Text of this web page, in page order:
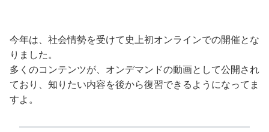
今年は、社会情勢を受けて史上初オンラインでの開催とな
りました。
多くのコンテンツが、オンデマンドの動画として公開され
ており、知りたい内容を後から復習できるようになってま
すよ。